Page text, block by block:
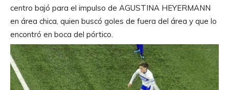
centro bajó para el impulso de AGUSTINA HEYERMANN
en área chica, quien buscó goles de fuera del área y que lo
encontró en boca del pórtico.